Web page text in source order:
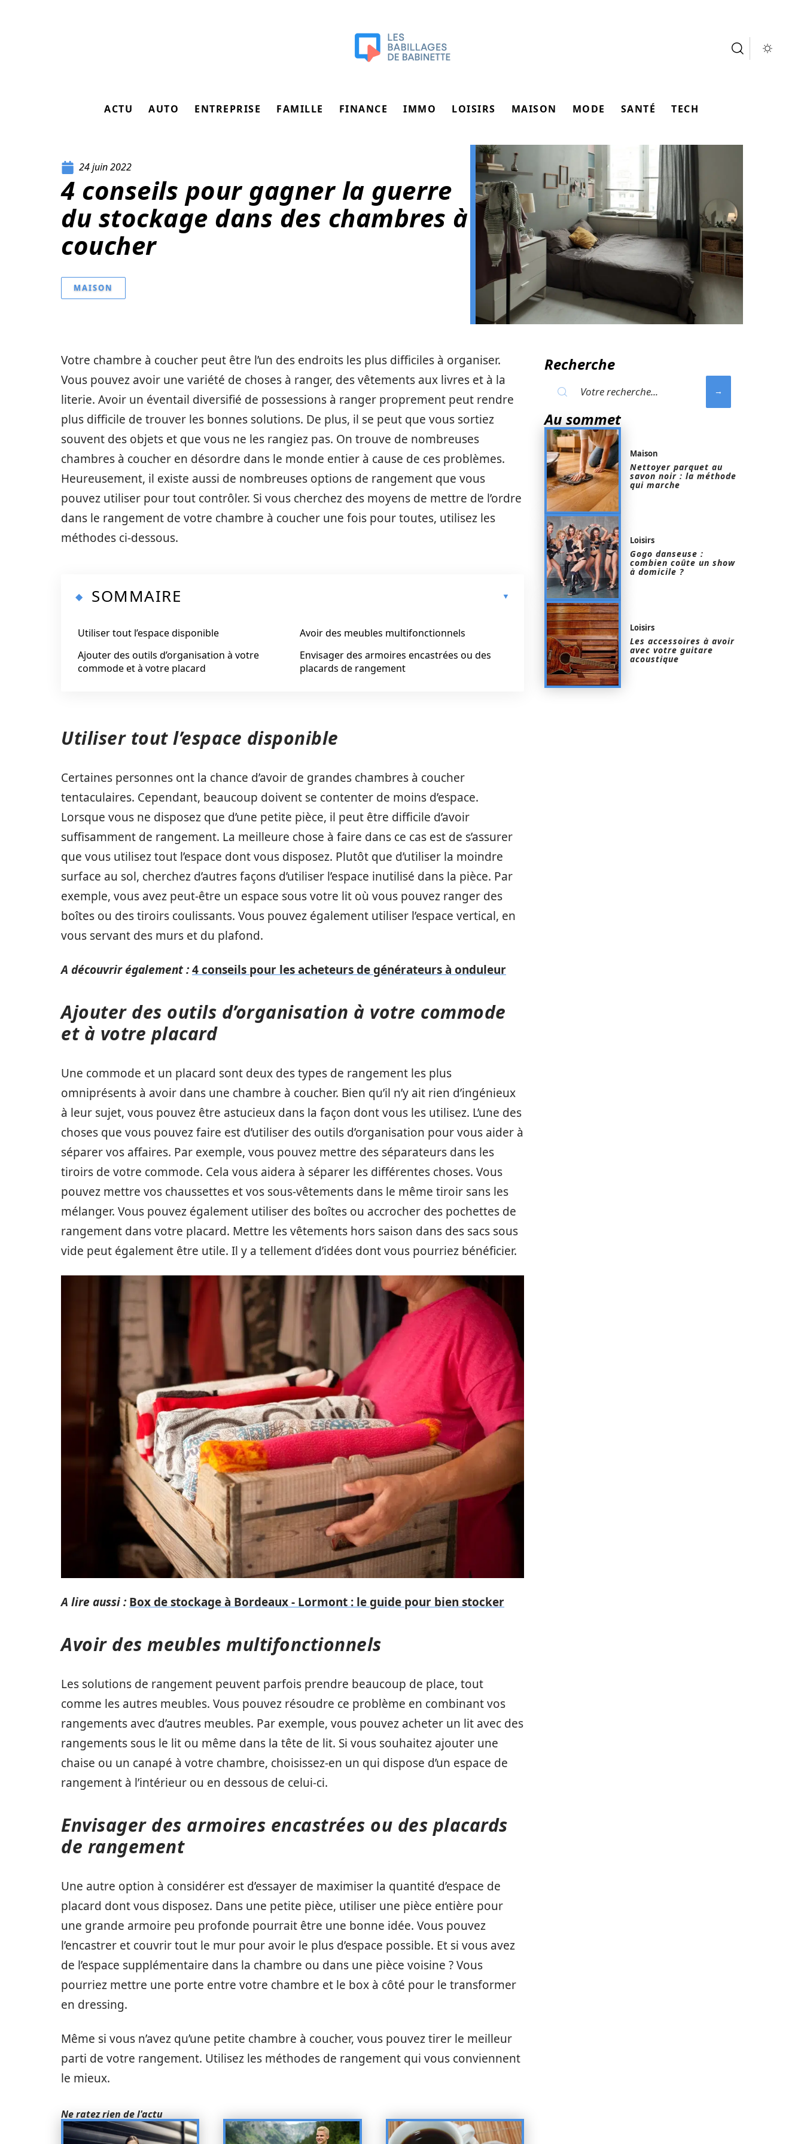
ACTU AUTO ENTREPRISE FAMILLE FINANCE IMMO LOISIRS MAISON MODE SANTÉ TECH
24 juin 2022
4 conseils pour gagner la guerre
du stockage dans des chambres à
coucher
MAISON
Votre chambre à coucher peut être l’un des endroits les plus difficiles à organiser.
Vous pouvez avoir une variété de choses à ranger, des vêtements aux livres et à la
literie. Avoir un éventail diversifié de possessions à ranger proprement peut rendre
plus difficile de trouver les bonnes solutions. De plus, il se peut que vous sortiez
souvent des objets et que vous ne les rangiez pas. On trouve de nombreuses
chambres à coucher en désordre dans le monde entier à cause de ces problèmes.
Heureusement, il existe aussi de nombreuses options de rangement que vous
pouvez utiliser pour tout contrôler. Si vous cherchez des moyens de mettre de l’ordre
dans le rangement de votre chambre à coucher une fois pour toutes, utilisez les
méthodes ci-dessous.
SOMMAIRE
Utiliser tout l’espace disponible
Ajouter des outils d’organisation à votre
commode et à votre placard
Avoir des meubles multifonctionnels
Envisager des armoires encastrées ou des
placards de rangement
Utiliser tout l’espace disponible
Certaines personnes ont la chance d’avoir de grandes chambres à coucher
tentaculaires. Cependant, beaucoup doivent se contenter de moins d’espace.
Lorsque vous ne disposez que d’une petite pièce, il peut être difficile d’avoir
suffisamment de rangement. La meilleure chose à faire dans ce cas est de s’assurer
que vous utilisez tout l’espace dont vous disposez. Plutôt que d’utiliser la moindre
surface au sol, cherchez d’autres façons d’utiliser l’espace inutilisé dans la pièce. Par
exemple, vous avez peut-être un espace sous votre lit où vous pouvez ranger des
boîtes ou des tiroirs coulissants. Vous pouvez également utiliser l’espace vertical, en
vous servant des murs et du plafond.
A découvrir également :4 conseils pour les acheteurs de générateurs à onduleur
Ajouter des outils d’organisation à votre commode
et à votre placard
Une commode et un placard sont deux des types de rangement les plus
omniprésents à avoir dans une chambre à coucher. Bien qu’il n’y ait rien d’ingénieux
à leur sujet, vous pouvez être astucieux dans la façon dont vous les utilisez. L’une des
choses que vous pouvez faire est d’utiliser des outils d’organisation pour vous aider à
séparer vos affaires. Par exemple, vous pouvez mettre des séparateurs dans les
tiroirs de votre commode. Cela vous aidera à séparer les différentes choses. Vous
pouvez mettre vos chaussettes et vos sous-vêtements dans le même tiroir sans les
mélanger. Vous pouvez également utiliser des boîtes ou accrocher des pochettes de
rangement dans votre placard. Mettre les vêtements hors saison dans des sacs sous
vide peut également être utile. Il y a tellement d’idées dont vous pourriez bénéficier.
A lire aussi : Box de stockage à Bordeaux - Lormont : le guide pour bien stocker
Avoir des meubles multifonctionnels
Les solutions de rangement peuvent parfois prendre beaucoup de place, tout
comme les autres meubles. Vous pouvez résoudre ce problème en combinant vos
rangements avec d’autres meubles. Par exemple, vous pouvez acheter un lit avec des
rangements sous le lit ou même dans la tête de lit. Si vous souhaitez ajouter une
chaise ou un canapé à votre chambre, choisissez-en un qui dispose d’un espace de
rangement à l’intérieur ou en dessous de celui-ci.
Envisager des armoires encastrées ou des placards
de rangement
Une autre option à considérer est d’essayer de maximiser la quantité d’espace de
placard dont vous disposez. Dans une petite pièce, utiliser une pièce entière pour
une grande armoire peu profonde pourrait être une bonne idée. Vous pouvez
l’encastrer et couvrir tout le mur pour avoir le plus d’espace possible. Et si vous avez
de l’espace supplémentaire dans la chambre ou dans une pièce voisine ? Vous
pourriez mettre une porte entre votre chambre et le box à côté pour le transformer
en dressing.
Même si vous n’avez qu’une petite chambre à coucher, vous pouvez tirer le meilleur
parti de votre rangement. Utilisez les méthodes de rangement qui vous conviennent
le mieux.
Ne ratez rien de l'actu
Recherche
Au sommet
Maison
Nettoyer parquet au
savon noir : la méthode
qui marche
Loisirs
Gogo danseuse :
combien coûte un show
à domicile ?
Loisirs
Les accessoires à avoir
avec votre guitare
acoustique